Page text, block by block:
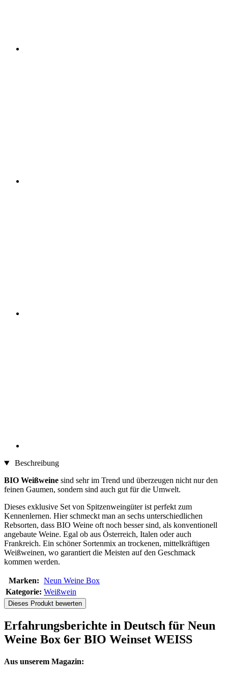
Beschreibung
BIO Weißweine sind sehr im Trend und überzeugen nicht nur den
feinen Gaumen, sondern sind auch gut für die Umwelt.
Dieses exklusive Set von Spitzenweingüter ist perfekt zum
Kennenlernen. Hier schmeckt man an sechs unterschiedlichen
Rebsorten, dass BIO Weine oft noch besser sind, als konventionell
angebaute Weine. Egal ob aus Österreich, Italen oder auch
Frankreich. Ein schöner Sortenmix an trockenen, mittelkräftigen
Weißweinen, wo garantiert die Meisten auf den Geschmack
kommen werden.
Marken: Neun Weine Box
Kategorie: Weißwein
Dieses Produkt bewerten
Erfahrungsberichte in Deutsch für Neun
Weine Box 6er BIO Weinset WEISS
Aus unserem Magazin: